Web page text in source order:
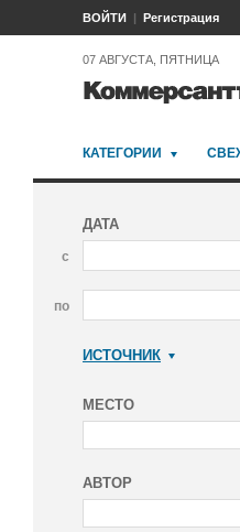
ВОЙТИ Регистрация
07 АВГУСТА, ПЯТНИЦА
КАТЕГОРИИ
ДАТА
с
по
ИСТОЧНИК
МЕСТО
АВТОР